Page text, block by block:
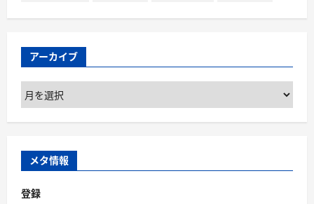
アーカイブ
ア
ー
カ
ブ
メタ情報
登録